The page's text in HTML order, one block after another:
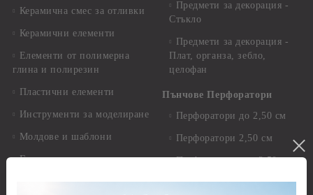
Керамична смес за отливки
Керамични елементи
Елементи от полимерна
глина и полирезин
Пластични елементи
Инструменти за моделиране
Молдове и шаблони
Глина
Самосъхнеща глина
Предмети за декорация -
Стъкло
Предмети за декорация -
Плат, органза, зебло,
целофан
Пънчове Перфоратори
Перфоратори до 2,50 см
Перфоратори 2,50 см
Перфоратори над 2,50 см
Бордюрни пънчове